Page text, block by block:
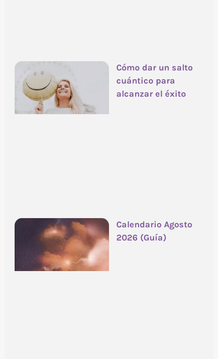
Cómo dar un salto
cuántico para
alcanzar el éxito
Calendario Agosto
2026 (Guía)